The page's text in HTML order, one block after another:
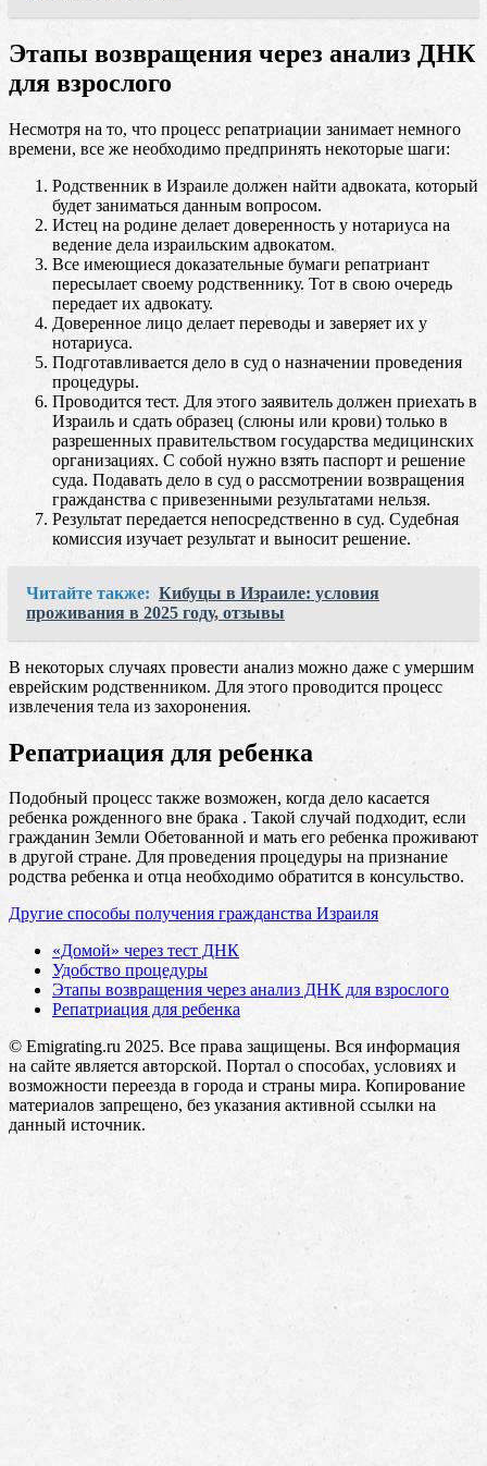
Этапы возвращения через анализ ДНК
для взрослого
Несмотря на то, что процесс репатриации занимает немного
времени, все же необходимо предпринять некоторые шаги:
Родственник в Израиле должен найти адвоката, который
будет заниматься данным вопросом.
Истец на родине делает доверенность у нотариуса на
ведение дела израильским адвокатом.
Все имеющиеся доказательные бумаги репатриант
пересылает своему родственнику. Тот в свою очередь
передает их адвокату.
Доверенное лицо делает переводы и заверяет их у
нотариуса.
Подготавливается дело в суд о назначении проведения
процедуры.
Проводится тест. Для этого заявитель должен приехать в
Израиль и сдать образец (слюны или крови) только в
разрешенных правительством государства медицинских
организациях. С собой нужно взять паспорт и решение
суда. Подавать дело в суд о рассмотрении возвращения
гражданства с привезенными результатами нельзя.
Результат передается непосредственно в суд. Судебная
комиссия изучает результат и выносит решение.
Читайте также: Кибуцы в Израиле: условия
проживания в 2025 году, отзывы
В некоторых случаях провести анализ можно даже с умершим
еврейским родственником. Для этого проводится процесс
извлечения тела из захоронения.
Репатриация для ребенка
Подобный процесс также возможен, когда дело касается
ребенка рожденного вне брака . Такой случай подходит, если
гражданин Земли Обетованной и мать его ребенка проживают
в другой стране. Для проведения процедуры на признание
родства ребенка и отца необходимо обратится в консульство.
Другие способы получения гражданства Израиля
«Домой» через тест ДНК
Удобство процедуры
Этапы возвращения через анализ ДНК для взрослого
Репатриация для ребенка
© Emigrating.ru 2025. Все права защищены. Вся информация
на сайте является авторской. Портал о способах, условиях и
возможности переезда в города и страны мира. Копирование
материалов запрещено, без указания активной ссылки на
данный источник.